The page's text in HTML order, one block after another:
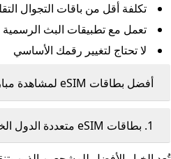
تكلفة أقل من باقات التجوال
تعمل مع تطبيقات البث
لا تحتاج لتغيير رقمك الأساسي
أفضل بطاقات eSIM لمشاهدة مباريات كرة القدم في الخليج 2026